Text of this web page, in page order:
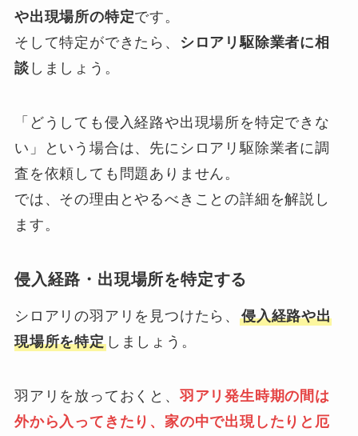
や出現場所の特定です。
そして特定ができたら、
シロアリ駆除業者に相
談 しましょう。
「どうしても侵入経路や出現場所を特定できな
い」という場合は、先にシロアリ駆除業者に調
査を依頼しても問題ありません。
では、その理由とやるべきことの詳細を解説し
ます。
侵入経路・出現場所を特定する
シロアリの羽アリを見つけたら、侵入経路や出
現場所を特定しましょう。
羽アリを放っておくと、 羽アリ発生時期の間は
外から入ってきたり、家の中で出現したりと厄